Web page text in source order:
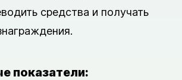
средства и получать
показатели: